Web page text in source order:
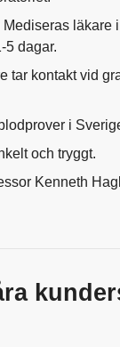
Mediseras läkare
5 dagar.
tar kontakt vid
i
och tryggt.
Kenneth